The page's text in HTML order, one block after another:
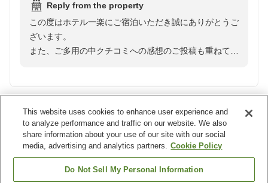
また福岡にお越しの際は、ぜひ当館をご利用ください。
またのお越しを心よりお待ちしております。
ありがとうございました。
大浴場もあり、ゆっくり体や髪を洗うことができましたが、
唯一の難点としては、大浴場のお湯がとても熱く入れません
でした。
クチコミの詳細はこちらから
https://review.travel.rakuten.co.jp/hotel/voice/9239?
reviewId=33123478361417
Reply from the property
この度はホテル一楽にご宿泊いただき誠にありがとうご
ざいます。
また、ご多用の中クチコミへの感想のご投稿も重ねてお
ホテルの立地にご満足いただけた様子を伺い大変嬉しく
思います。
その中で大浴場のお湯がとても熱いというご指摘をあり
がとうございます。
今後はより快適にお過ごしいただけるよう施設のサービ
ス向上に努めてまいります。
Verified guest
The reviewer did not write any comments.
Helpful
This website uses cookies to enhance user experience and
to analyze performance and traffic on our website. We also
share information about your use of our site with our social
media, advertising and analytics partners. Cookie Policy
Do Not Sell My Personal Information